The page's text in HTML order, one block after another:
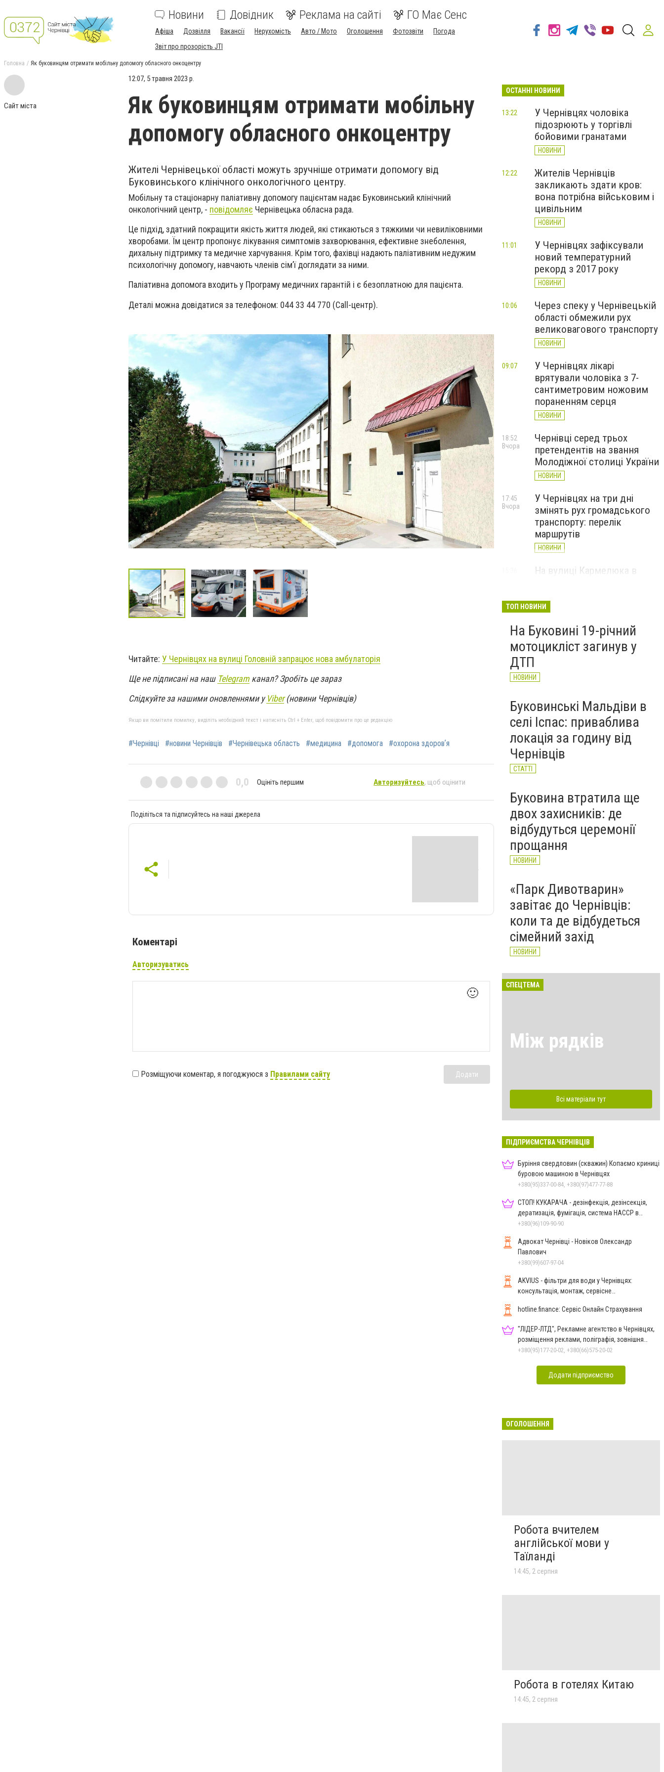
Новини Довідник Реклама на сайті ГО Має Сенс
Афіша Дозвілля Вакансії Нерухомість Авто / Мото Оголошення Фотозвіти
Погода
Звіт про прозорість JTI
Головна Як буковинцям отримати мобільну допомогу обласного онкоцентру
Сайт міста
12:07, 5 травня 2023 р.
Як буковинцям отримати мобільну
допомогу обласного онкоцентру
Жителі Чернівецької області можуть зручніше отримати допомогу від
Буковинського клінічного онкологічного центру.
Мобільну та стаціонарну паліативну допомогу пацієнтам надає Буковинський клінічний
онкологічний центр, - повідомляє Чернівецька обласна рада.
Це підхід, здатний покращити якість життя людей, які стикаються з тяжкими чи невиліковними
хворобами. Їм центр пропонує лікування симптомів захворювання, ефективне знеболення,
дихальну підтримку та медичне харчування. Крім того, фахівці надають паліативним недужим
психологічну допомогу, навчають членів сім’ї доглядати за ними.
Паліативна допомога входить у Програму медичних гарантій і є безоплатною для пацієнта.
Деталі можна довідатися за телефоном: 044 33 44 770 (Call-центр).
Читайте: У Чернівцях на вулиці Головній запрацює нова амбулаторія
Ще не підписані на наш Telegram канал? Зробіть це зараз
Слідкуйте за нашими оновленнями уViber(новини Чернівців)
Якщо ви помітили помилку, виділіть необхідний текст і натисніть Ctrl + Enter, щоб повідомити про це редакцію
#Чернівці #новини Чернівців #Чернівецька область #медицина #допомога #охорона здоровʼя
0,0 Оцініть першим Авторизуйтесь, щоб оцінити
Поділіться та підписуйтесь на наші джерела
Коментарі
Авторизуватись
🙂
Розміщуючи коментар, я погоджуюся з Правилами сайту Додати
ОСТАННІ НОВИНИ
У Чернівцях чоловіка
підозрюють у торгівлі
бойовими гранатами
НОВИНИ
13:22
Жителів Чернівців
закликають здати кров:
вона потрібна військовим і
цивільним
НОВИНИ
12:22
У Чернівцях зафіксували
новий температурний
рекорд з 2017 року
НОВИНИ
11:01
Через спеку у Чернівецькій
області обмежили рух
великовагового транспорту
НОВИНИ
10:06
У Чернівцях лікарі
врятували чоловіка з 7-
сантиметровим ножовим
пораненням серця
НОВИНИ
09:07
Чернівці серед трьох
претендентів на звання
Молодіжної столиці України
НОВИНИ
18:52
Вчора
У Чернівцях на три дні
змінять рух громадського
транспорту: перелік
маршрутів
НОВИНИ
17:45
Вчора
На вулиці Кармелюка в
НОВИНИ
ТОП НОВИНИ
На Буковині 19-річний
мотоцикліст загинув у
ДТП
НОВИНИ
Буковинські Мальдіви в
селі Іспас: приваблива
локація за годину від
Чернівців
СТАТТІ
Буковина втратила ще
двох захисників: де
відбудуться церемонії
прощання
НОВИНИ
«Парк Дивотварин»
завітає до Чернівців:
коли та де відбудеться
сімейний захід
НОВИНИ
СПЕЦТЕМА
Між рядків
Всі матеріали тут
ПІДПРИЄМСТВА ЧЕРНІВЦІВ
Буріння свердловин (скважин) Копаємо криниці
буровою машиною в Чернівцях
+380(95)337-00-84, +380(97)477-77-88
СТОП! КУКАРАЧА - дезінфекція, дезінсекція,
дератизація, фумігація, система HACCP в
Чернівцях
+380(96)109-90-90
Адвокат Чернівці - Новіков Олександр
Павлович
+380(99)607-97-04
AKVIUS - фільтри для води у Чернівцях:
консультація, монтаж, сервісне
hotline.finance: Сервіс Онлайн Страхування
"ЛІДЕР-ЛТД", Рекламне агентство в Чернівцях,
розміщення реклами, поліграфія, зовнішня
реклама
+380(95)177-20-02, +380(66)575-20-02
Додати підприємство
ОГОЛОШЕННЯ
Робота вчителем
англійської мови у
Таїланді
14:45, 2 серпня
Робота в готелях Китаю
14:45, 2 серпня